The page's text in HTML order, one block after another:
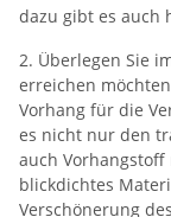
dazu gibt es auch
2. Überlegen Sie
erreichen
Vorhang für die
es nicht nur den
auch
blickdichtes
Verschönerung